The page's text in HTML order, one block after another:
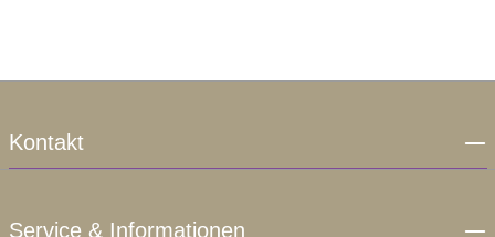
Kontakt
Service & Informationen